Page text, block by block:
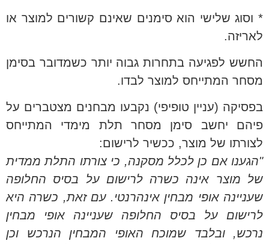
* וסוג שלישי הוא סימנים שאינם קשורים למוצר או
לאריזה.
החשש לפגיעה בתחרות גבוה יותר כשמדובר בסימן
מסחר המתייחס למוצר לבדו.
בפסיקה (עניין טופיפי) נקבעו מבחנים מצטברים על
פיהם יחשב סימן מסחר תלת מימדי המתייחס
לצורתו של מוצר, ככשיר לרישום:
"הגענו אם כן לכלל מסקנה, כי צורתו התלת ממדית
של מוצר אינה כשרה לרישום על בסיס החלופה
שעניינה אופי מבחין אינהרנטי. עם זאת, כשרה היא
לרישום על בסיס החלופה שעניינה אופי מבחין
נרכש, ובלבד שמוכח האופי המבחין הנרכש וכן